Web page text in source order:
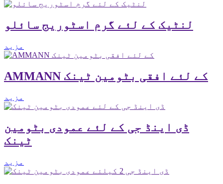
لنٹیک کے لئے گرم اسٹوریج سائلو
مزید
AMMANN کے لئے افقی بٹومین ٹینک
مزید
ڈی اینڈ جی کے لئے عمودی بٹومین
ٹینک
مزید